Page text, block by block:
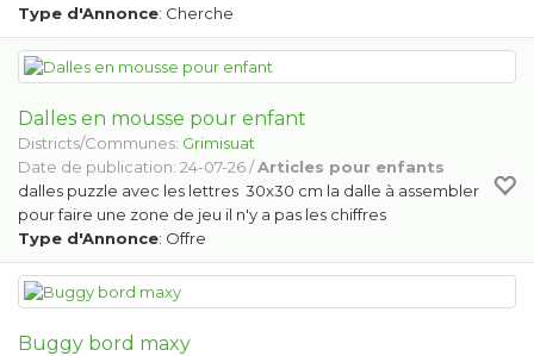
Type d'Annonce: Cherche
Dalles en mousse pour enfant
Districts/Communes: Grimisuat
Date de publication: 24-07-26 /Articles pour enfants
dalles puzzle avec les lettres 30x30 cm la dalle à assembler
pour faire une zone de jeu il n'y a pas les chiffres
Type d'Annonce: Offre
Buggy bord maxy